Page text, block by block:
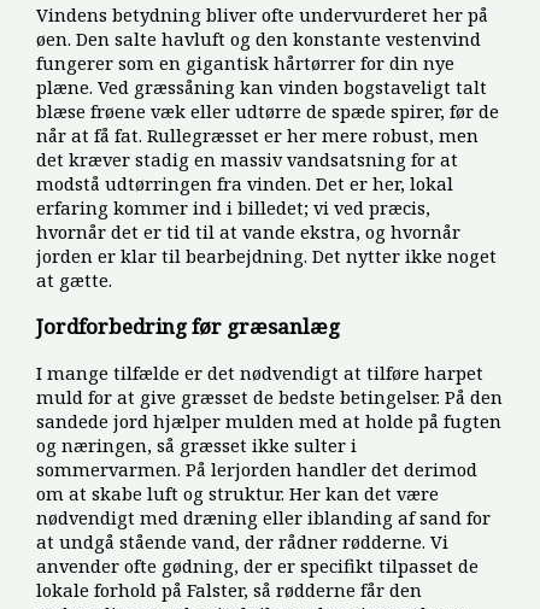
Vindens betydning bliver ofte undervurderet her på
øen. Den salte havluft og den konstante vestenvind
fungerer som en gigantisk hårtørrer for din nye
plæne. Ved græssåning kan vinden bogstaveligt talt
blæse frøene væk eller udtørre de spæde spirer, før de
når at få fat. Rullegræsset er her mere robust, men
det kræver stadig en massiv vandsatsning for at
modstå udtørringen fra vinden. Det er her, lokal
erfaring kommer ind i billedet; vi ved præcis,
hvornår det er tid til at vande ekstra, og hvornår
jorden er klar til bearbejdning. Det nytter ikke noget
at gætte.
Jordforbedring før græsanlæg
I mange tilfælde er det nødvendigt at tilføre harpet
muld for at give græsset de bedste betingelser. På den
sandede jord hjælper mulden med at holde på fugten
og næringen, så græsset ikke sulter i
sommervarmen. På lerjorden handler det derimod
om at skabe luft og struktur. Her kan det være
nødvendigt med dræning eller iblanding af sand for
at undgå stående vand, der rådner rødderne. Vi
anvender ofte gødning, der er specifikt tilpasset de
lokale forhold på Falster, så rødderne får den